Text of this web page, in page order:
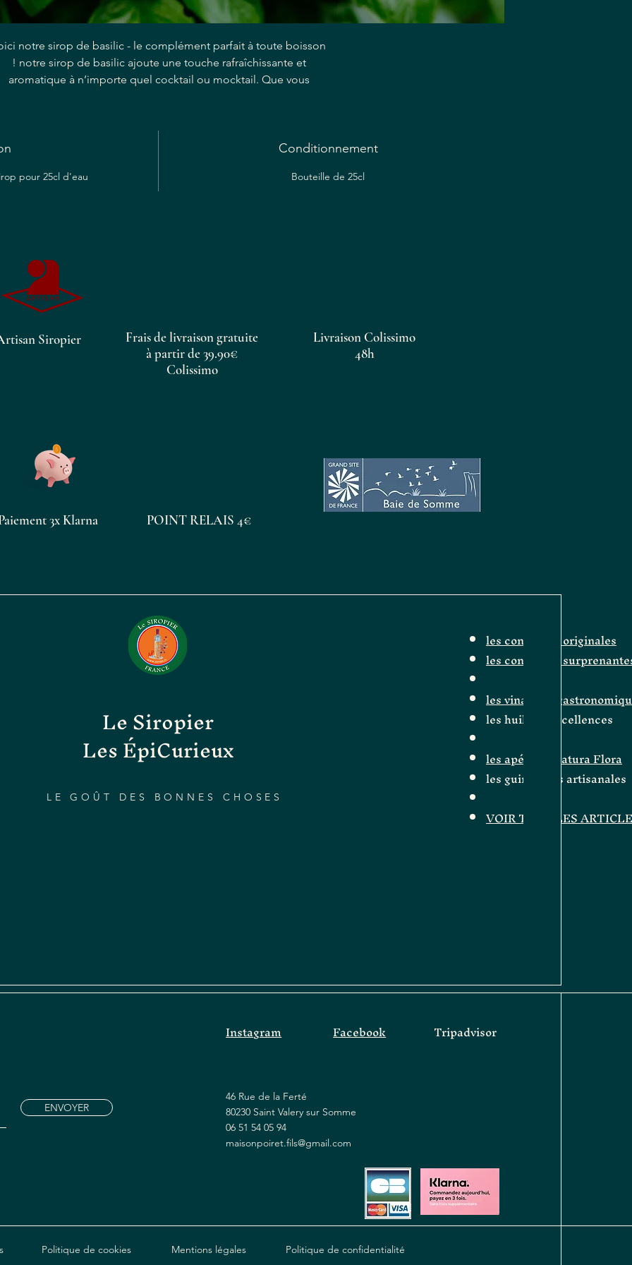
notre sirop de basilic - le complément parfait à toute boisson
! notre sirop de basilic ajoute une touche rafraîchissante et
aromatique à n’importe quel cocktail ou mocktail. Que vous
sirop pour rehausser votre expérience de boisson. Avec son
mélange unique de basilic doux et de bulles croquantes, notre
cherchant à ajouter une touche d’élégance à ses boissons
pour 25cl d'eau
Conditionnement
Bouteille de 25cl
Siropier
Frais de livraison gratuite
à partir de 39.90€
Colissimo
Livraison Colissimo
48h
3x Klarna POINT RELAIS 4€
Le Siropier
Les ÉpiCurieux
LE GOÛT DES BONNES CHOSES
les confitures originales
les confitures
les vinaigres
les huiles d'excellences
les apéritifs Natura Flora
les guimauves artisanales
VOIR TOUS LES
ENVOYER
Instagram Facebook Tripadvisor
46 Rue de la Ferté
80230 Saint Valery sur Somme
06 51 54 05 94
maisonpoiret.fils@gmail.com
Politique de cookies Mentions légales Politique de confidentialité